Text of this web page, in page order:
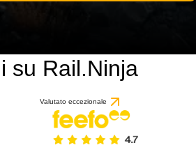
su Rail.Ninja
Valutato eccezionale